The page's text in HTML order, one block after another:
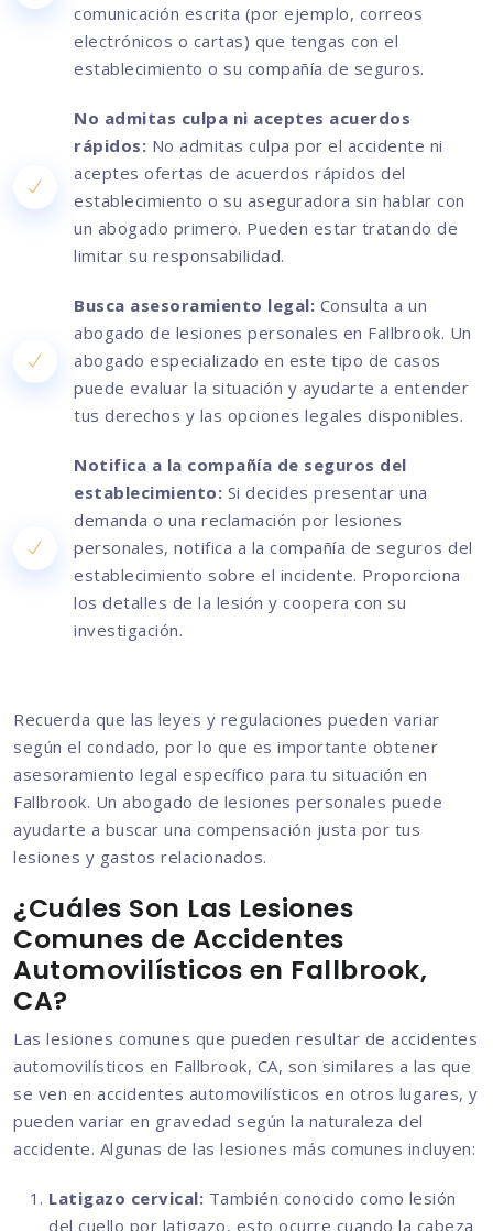
comunicación escrita (por ejemplo, correos
electrónicos o cartas) que tengas con el
establecimiento o su compañía de seguros.
No admitas culpa ni aceptes acuerdos
rápidos: No admitas culpa por el accidente ni
aceptes ofertas de acuerdos rápidos del
establecimiento o su aseguradora sin hablar con
un abogado primero. Pueden estar tratando de
limitar su responsabilidad.
Busca asesoramiento legal: Consulta a un
abogado de lesiones personales en Fallbrook. Un
abogado especializado en este tipo de casos
puede evaluar la situación y ayudarte a entender
tus derechos y las opciones legales disponibles.
Notifica a la compañía de seguros del
establecimiento: Si decides presentar una
demanda o una reclamación por lesiones
personales, notifica a la compañía de seguros del
establecimiento sobre el incidente. Proporciona
los detalles de la lesión y coopera con su
investigación.
Recuerda que las leyes y regulaciones pueden variar
según el condado, por lo que es importante obtener
asesoramiento legal específico para tu situación en
Fallbrook. Un abogado de lesiones personales puede
ayudarte a buscar una compensación justa por tus
lesiones y gastos relacionados.
¿Cuáles Son Las Lesiones
Comunes de Accidentes
Automovilísticos en Fallbrook,
CA?
Las lesiones comunes que pueden resultar de accidentes
automovilísticos en Fallbrook, CA, son similares a las que
se ven en accidentes automovilísticos en otros lugares, y
pueden variar en gravedad según la naturaleza del
accidente. Algunas de las lesiones más comunes incluyen:
Latigazo cervical: También conocido como lesión
del cuello por latigazo, esto ocurre cuando la cabeza